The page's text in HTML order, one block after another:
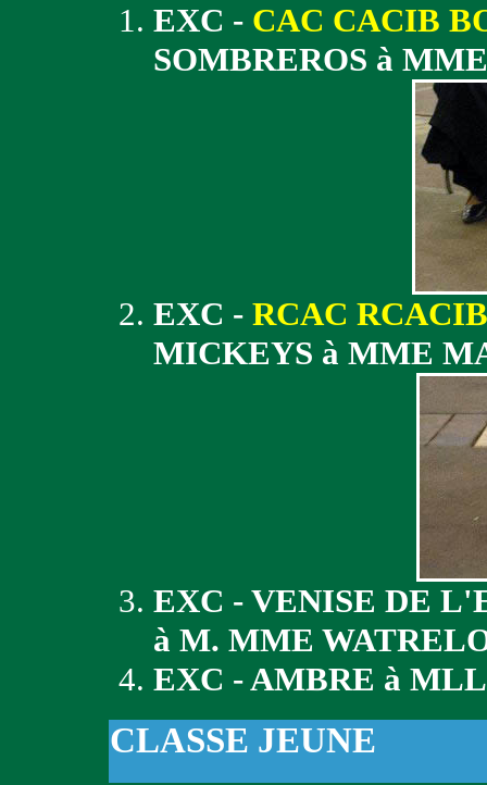
EXC - CAC CACIB
SOMBREROS à
EXC - RCAC RCACIB
MICKEYS à MME
EXC - VENISE DE
à M. MME
EXC - AMBRE à
CLASSE JEUNE